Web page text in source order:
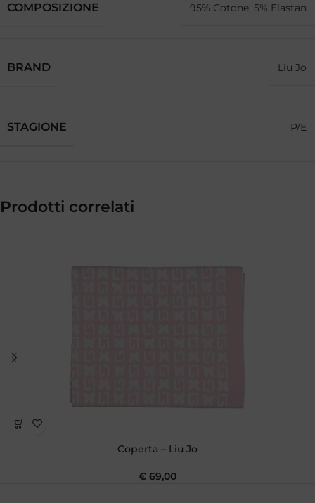
COMPOSIZIONE 95% Cotone, 5% Elastan
BRAND Liu Jo
STAGIONE P/E
Prodotti correlati
Coperta – Liu Jo
€ 69,00